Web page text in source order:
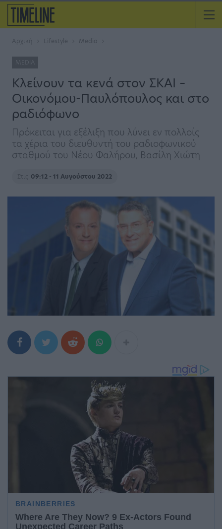
Αρχική Lifestyle Media
MEDIA
Κλείνουν τα κενά στον ΣΚΑΙ –
Οικονόµου-Παυλόπουλος και στο
ραδιόφωνο
Πρόκειται για εξέλιξη που λύνει εν πολλοίς
τα χέρια του διευθυντή του ραδιοφωνικού
σταθμού του Νέου Φαλήρου, Βασίλη Χιώτη
Στις 09:12 - 11 Αυγούστου 2022